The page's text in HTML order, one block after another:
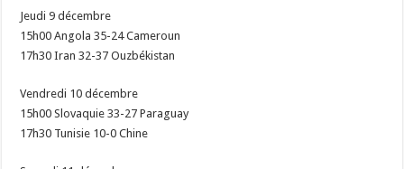
Jeudi 9 décembre
15h00 Angola 35-24 Cameroun
17h30 Iran 32-37 Ouzbékistan
Vendredi 10 décembre
15h00 Slovaquie 33-27 Paraguay
17h30 Tunisie 10-0 Chine